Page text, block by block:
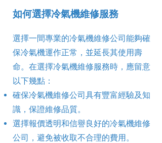
如何選擇冷氣機維修服務
選擇一間專業的冷氣機維修公司能夠確
保冷氣機運作正常，並延長其使用壽
命。在選擇冷氣機維修服務時，應留意
以下幾點：
確保冷氣機維修公司具有豐富經驗及知
識，保證維修品質。
選擇報價透明和信譽良好的冷氣機維修
公司，避免被收取不合理的費用。